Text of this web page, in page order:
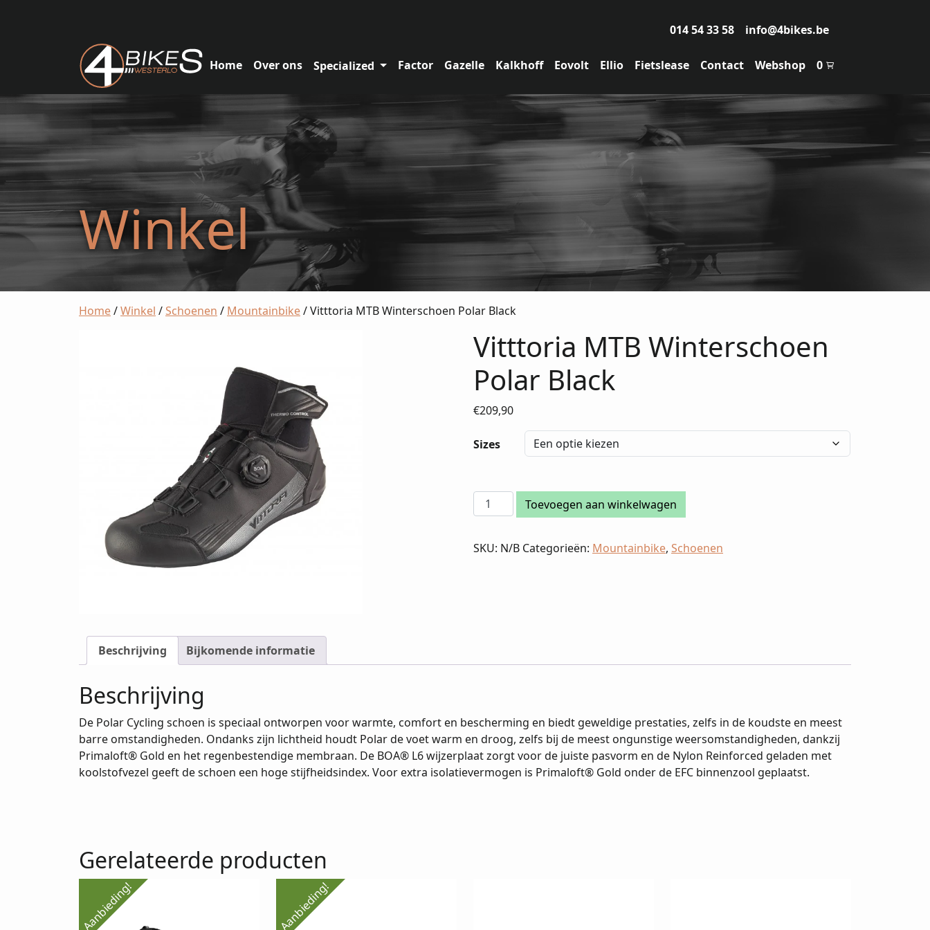
014 54 33 58 info@4bikes.be
Home Over ons Specialized Factor Gazelle Kalkhoff Eovolt Ellio Fietslease Contact Webshop 0
Winkel
Home/Winkel /Schoenen / Mountainbike/ Vitttoria MTB Winterschoen Polar Black
Vitttoria MTB Winterschoen
Polar Black
€209,90
Sizes
Vitttoria
MTB
Polar
Toevoegen aan winkelwagen
SKU: N/B Categorieën: Mountainbike, Schoenen
Beschrijving Bijkomende informatie
Beschrijving
De Polar Cycling schoen is speciaal ontworpen voor warmte, comfort en bescherming en biedt geweldige prestaties, zelfs in de koudste en meest
barre omstandigheden. Ondanks zijn lichtheid houdt Polar de voet warm en droog, zelfs bij de meest ongunstige weersomstandigheden, dankzij
Primaloft® Gold en het regenbestendige membraan. De BOA® L6 wijzerplaat zorgt voor de juiste pasvorm en de Nylon Reinforced geladen met
koolstofvezel geeft de schoen een hoge stijfheidsindex. Voor extra isolatievermogen is Primaloft® Gold onder de EFC binnenzool geplaatst.
Gerelateerde producten
Aanbieding! Aanbieding!